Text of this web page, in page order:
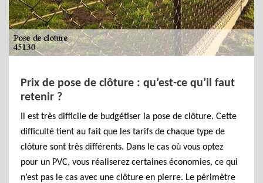
Prix de pose de clôture : qu’est-ce qu’il faut
retenir ?
Il est très difficile de budgétiser la pose de clôture. Cette
difficulté tient au fait que les tarifs de chaque type de
clôture sont très différents. Dans le cas où vous optez
pour un PVC, vous réaliserez certaines économies, ce qui
n’est pas le cas avec une clôture en pierre. Le périmètre